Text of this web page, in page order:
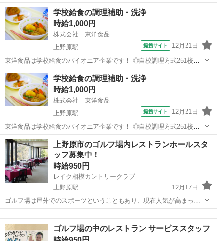
◎センター方式321箇所以上 ★当社は北海道から九州まで 全国の子ど
もたちの6人に1人、 1日あたり「150万食以上」 の学校給食を提供し
ている 会...
山梨 上野原市 上野原駅 その他
学校給食の調理補助・洗浄
時給1,000円
株式会社 東洋食品
上野原駅
提携サイト 12月21日
東洋食品は学校給食のパイオニア企業です！ ◎自校調理方式251校以
上/ ◎センター方式278箇所以上 ★北海道から九州まで全国の子どもた
ちに 1日あたり139万食以上の学校給食を 毎日提供し続けています。
新卒・中途・若...
山梨 上野原市 上野原駅 その他
学校給食の調理補助・洗浄
時給1,000円
株式会社 東洋食品
上野原駅
提携サイト 12月21日
東洋食品は学校給食のパイオニア企業です！ ◎自校調理方式251校以
上/ ◎センター方式278箇所以上 ★北海道から九州まで全国の子どもた
ちに 1日あたり139万食以上の学校給食を 毎日提供し続けています。
新卒・中途・若...
山梨 上野原市 上野原駅 その他
上野原市のゴルフ場内レストランホールスタ
ッフ募集中！
時給950円
レイク相模カントリークラブ
上野原駅
12月17日
ゴルフ場は屋外でのスポーツということもあり、現在人気が高まって
います。 感染症対策もしっかり行っていますので、この機会にゴルフ
場で働いてみませんか!? ★お子様がいる方も活躍中 ○レイク相模カン
トリークラブ内の...ゴルフ場の中のレストラン サービススタッフ